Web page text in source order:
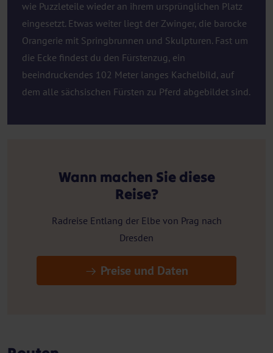
wie Puzzleteile wieder an ihrem ursprünglichen Platz
eingesetzt. Etwas weiter liegt der Zwinger, die barocke
Orangerie mit Springbrunnen und Skulpturen. Fast um
die Ecke findest du den Fürstenzug, ein
beeindruckendes 102 Meter langes Kachelbild, auf
dem alle sächsischen Fürsten zu Pferd abgebildet sind.
Wann machen Sie diese
Reise?
Radreise Entlang der Elbe von Prag nach
Dresden
Preise und Daten